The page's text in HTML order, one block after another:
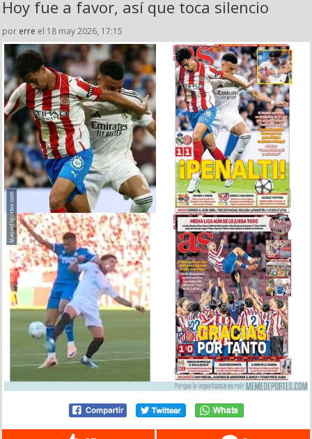
Hoy fue a favor, así que toca silencio
por erre el 18 may 2026, 17:15